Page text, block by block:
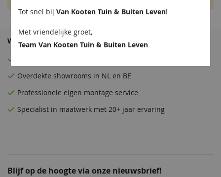
Blijf op de hoogte via onze nieuwsbrief!
Waarom Van Kooten Tuin & Buitenleven?
Overdekte showrooms in NL en BE
Professionele eigen montage service
Specialist in maatwerk met 20+ jaar ervaring
Tot snel bijVan Kooten Tuin & Buiten Leven!
Met vriendelijke groet,
Team Van Kooten Tuin & Buiten Leven